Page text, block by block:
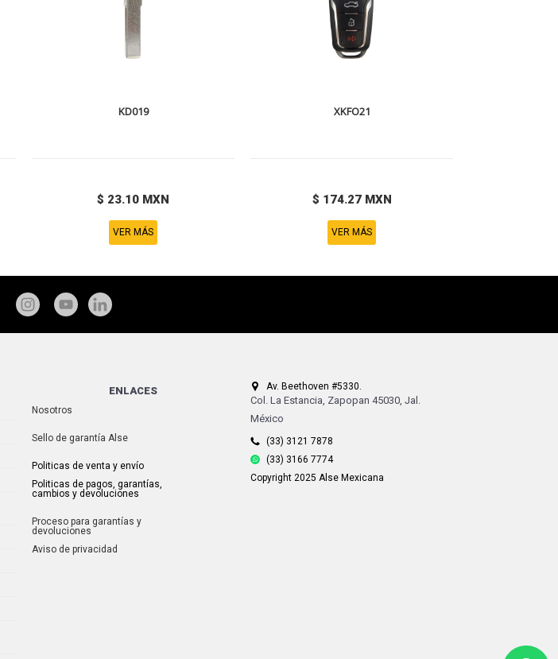
KD019
$ 23.10 MXN
VER MÁS
XKFO21
$ 174.27 MXN
VER MÁS
ENLACES
Nosotros
Sello de garantía Alse
Politicas de venta y envío
Politicas de pagos, garantías,
cambios y devoluciones
Proceso para garantías y
devoluciones
Aviso de privacidad
Av. Beethoven #5330.
Col. La Estancia, Zapopan 45030, Jal.
México
(33) 3121 7878
(33) 3166 7774
Copyright 2025 Alse Mexicana